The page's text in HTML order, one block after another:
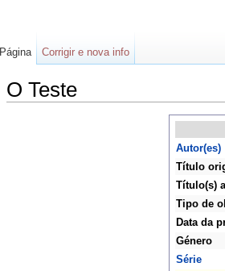
O Teste
Autor(es)
Título
Título(s)
Tipo de
Data da
Género
Série
Página Corrigir e nova info